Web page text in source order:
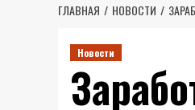
ГЛАВНАЯ НОВОСТИ
Новости